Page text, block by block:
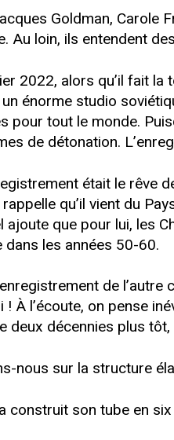
Goldman, Carole
Au loin, ils entendent
2022, alors qu’il fait
un énorme studio
pour tout le monde.
de détonation.
était le rêve
qu’il vient du
ajoute que pour lui, les
dans les années 50-60.
de
! À l’écoute, on pense
deux décennies plus
nous sur la structure
construit son tube en